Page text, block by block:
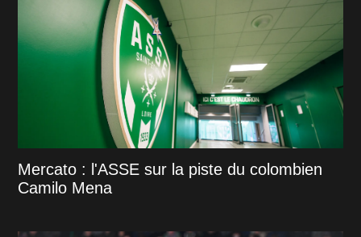
Mercato : l'ASSE sur la piste du colombien
Camilo Mena